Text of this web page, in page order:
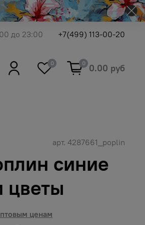
до 23:00 +7(499) 113-00-20
0 0 0.00 руб
арт. 4287661_poplin
синие
цветы
ценам